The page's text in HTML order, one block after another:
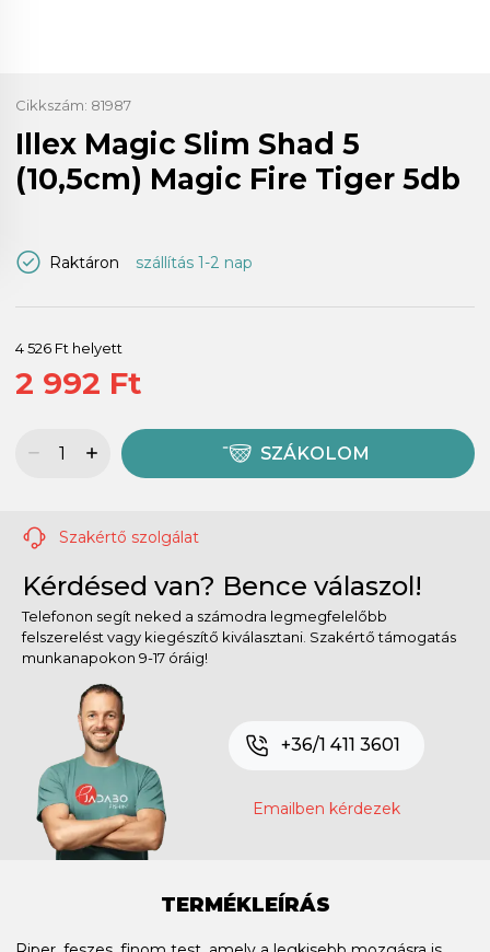
Cikkszám: 81987
Illex Magic Slim Shad 5
(10,5cm) Magic Fire Tiger 5db
Raktáron szállítás 1-2 nap
4 526 Ft helyett
2 992 Ft
SZÁKOLOM
Szakértő szolgálat
Kérdésed van? Bence válaszol!
Telefonon segít neked a számodra legmegfelelőbb
felszerelést vagy kiegészítő kiválasztani. Szakértő támogatás
munkanapokon 9-17 óráig!
+36/1 411 3601
Emailben kérdezek
TERMÉKLEÍRÁS